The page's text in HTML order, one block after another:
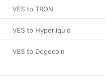
VES to TRON
VES to Hyperliquid
VES to Dogecoin